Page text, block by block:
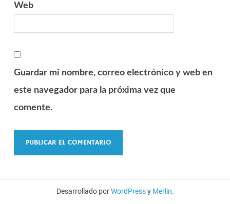
Web
Guardar mi nombre, correo electrónico y web en
este navegador para la próxima vez que
comente.
Desarrollado porWordPressy Merlin.